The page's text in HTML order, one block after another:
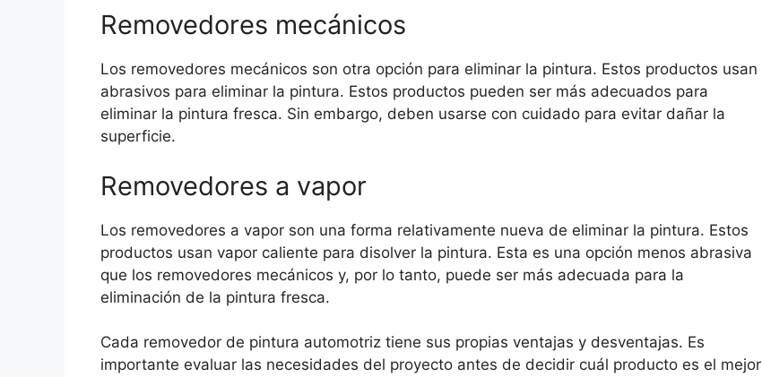
Removedores mecánicos
Los removedores mecánicos son otra opción para eliminar la pintura. Estos productos usan
abrasivos para eliminar la pintura. Estos productos pueden ser más adecuados para
eliminar la pintura fresca. Sin embargo, deben usarse con cuidado para evitar dañar la
superficie.
Removedores a vapor
Los removedores a vapor son una forma relativamente nueva de eliminar la pintura. Estos
productos usan vapor caliente para disolver la pintura. Esta es una opción menos abrasiva
que los removedores mecánicos y, por lo tanto, puede ser más adecuada para la
eliminación de la pintura fresca.
Cada removedor de pintura automotriz tiene sus propias ventajas y desventajas. Es
importante evaluar las necesidades del proyecto antes de decidir cuál producto es el mejor